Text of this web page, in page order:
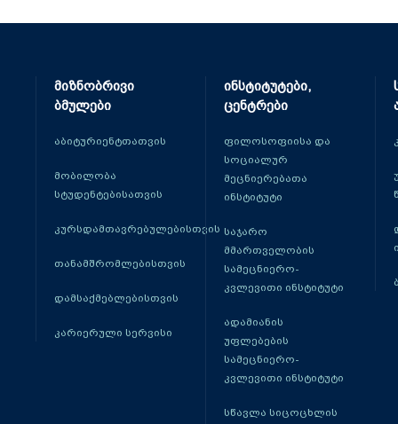
მიზნობრივი
ბმულები
აბიტურიენტთათვის
მობილობა
სტუდენტებისათვის
კურსდამთავრებულებისთვის
თანამშრომლებისთვის
დამსაქმებლებისთვის
კარიერული სერვისი
ინსტიტუტები,
ცენტრები
ფილოსოფიისა და
სოციალურ
მეცნიერებათა
ინსტიტუტი
საჯარო
მმართველობის
სამეცნიერო-
კვლევითი ინსტიტუტი
ადამიანის
უფლებების
სამეცნიერო-
კვლევითი ინსტიტუტი
სწავლა სიცოცხლის